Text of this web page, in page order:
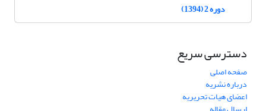
دوره 2 (1394)
دسترسی سریع
صفحه اصلی
درباره نشریه
اعضای هیات تحریریه